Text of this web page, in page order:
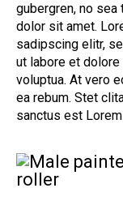
gubergren, no
dolor sit amet.
sadipscing elitr,
ut labore et dolore
voluptua. At vero
ea rebum. Stet
sanctus est